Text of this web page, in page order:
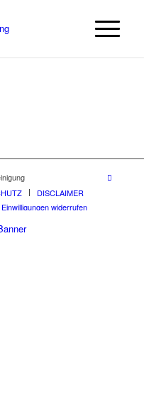
DISCLAIMER
Einwilligungen widerrufen